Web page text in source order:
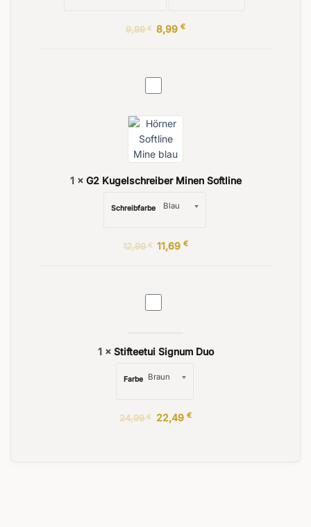
9,99€ 8,99€
1× G2 Kugelschreiber Minen Softline
Schreibfarbe
12,99€ 11,69€
1× Stifteetui Signum Duo
Farbe
24,99€ 22,49 €